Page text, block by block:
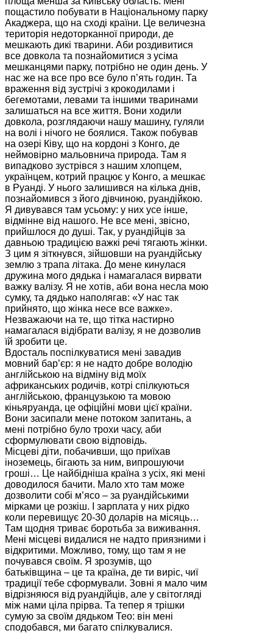
пощастило побувати в Національному парку
Акаджера, що на сході країни. Це величезна
територія недоторканної природи, де
мешкають дикі тварини. Аби роздивитися
все довкола та познайомитися з усіма
мешканцями парку, потрібно не один день. У
нас же на все про все було п’ять годин. Та
враження від зустрічі з крокодилами і
бегемотами, левами та іншими тваринами
залишаться на все життя. Вони ходили
довкола, розглядаючи нашу машину, гуляли
на волі і нічого не боялися. Також побував
на озері Ківу, що на кордоні з Конго, де
неймовірно мальовнича природа. Там я
випадково зустрівся з нашим хлопцем,
українцем, котрий працює у Конго, а мешкає
в Руанді. У нього залишився на кілька днів,
познайомився з його дівчиною, руандійкою.
Я дивувався там усьому: у них усе інше,
відмінне від нашого. Не все мені, звісно,
прийшлося до душі. Так, у руандійців за
давньою традицією важкі речі тягають жінки.
З цим я зіткнувся, зійшовши на руандійську
землю з трапа літака. До мене кинулася
дружина мого дядька і намагалася вирвати
важку валізу. Я не хотів, аби вона несла мою
сумку, та дядько наполягав: «У нас так
прийнято, що жінка несе все важке».
Незважаючи на те, що тітка настирно
намагалася відібрати валізу, я не дозволив
їй зробити це.
Вдосталь поспілкуватися мені завадив
мовний бар’єр: я не надто добре володію
англійською на відміну від моїх
африканських родичів, котрі спілкуються
англійською, французькою та мовою
кіньяруанда, це офіційні мови цієї країни.
Вони засипали мене потоком запитань, а
мені потрібно було трохи часу, аби
сформулювати свою відповідь.
Місцеві діти, побачивши, що приїхав
іноземець, бігають за ним, випрошуючи
гроші… Це найбідніша країна з усіх, які мені
доводилося бачити. Мало хто там може
дозволити собі м’ясо – за руандійськими
мірками це розкіш. І зарплата у них рідко
коли перевищує 20-30 доларів на місяць…
Там щодня триває боротьба за виживання.
Мені місцеві видалися не надто приязними і
відкритими. Можливо, тому, що там я не
почувався своїм. Я зрозумів, що
батьківщина – це та країна, де ти виріс, чиї
традиції тебе сформували. Зовні я мало чим
відрізняюся від руандійців, але у світогляді
між нами ціла прірва. Та тепер я трішки
сумую за своїм дядьком Тео: він мені
сподобався, ми багато спілкувалися.